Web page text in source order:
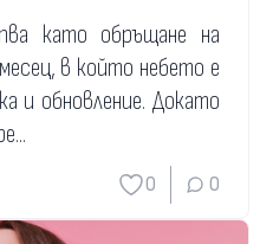
като обръщане на
в който небето е
и обновление. Докато
0 0